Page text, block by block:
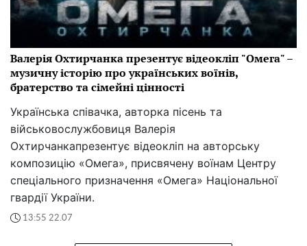
Валерія Охтирчанка презентує відеокліп "Омега" –
музичну історію про українських воїнів,
братерство та сімейні цінності
Українська співачка, авторка пісень та
військовослужбовиця Валерія
Охтирчанкапрезентує відеокліп на авторську
композицію «Омега», присвячену воїнам Центру
спеціального призначення «Омега» Національної
гвардії України.
13:55 22.07